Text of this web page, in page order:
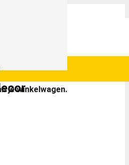
je winkelwagen.